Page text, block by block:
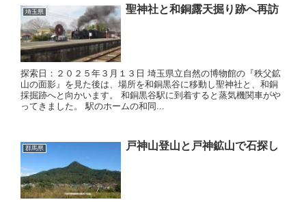
埼玉県 聖神社と和銅露天掘り跡へ再訪
探索日：２０２５年３月１３日 埼玉県立自然の博物館の『秩父鉱
山の面影』を見た後は、場所を和銅黒谷に移動し聖神社と、和銅
採掘跡へと向かいます。 和銅黒谷駅に到着すると蒸気機関車がや
ってきました。 駅のホームの和同...
群馬県 戸神山登山と戸神鉱山で石探し